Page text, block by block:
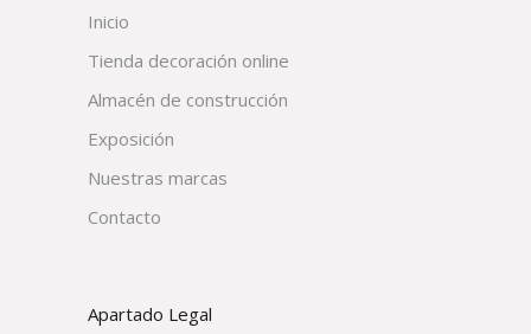
Inicio
Tienda decoración online
Almacén de construcción
Exposición
Nuestras marcas
Contacto
Apartado Legal